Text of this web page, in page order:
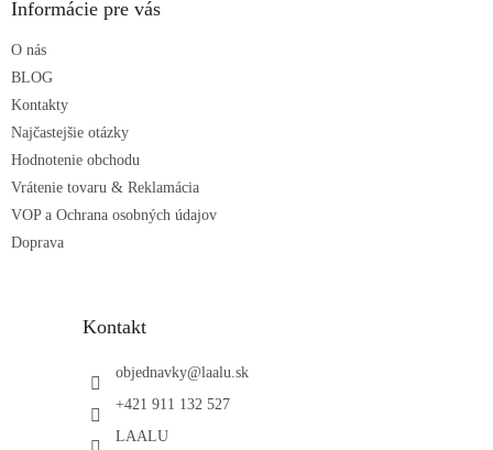
Informácie pre vás
O nás
BLOG
Kontakty
Najčastejšie otázky
Hodnotenie obchodu
Vrátenie tovaru & Reklamácia
VOP a Ochrana osobných údajov
Doprava
Kontakt
objednavky@laalu.sk
+421 911 132 527
LAALU